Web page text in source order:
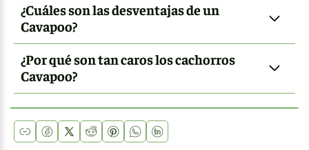
¿Cuáles son las desventajas de un
Cavapoo?
¿Por qué son tan caros los cachorros
Cavapoo?